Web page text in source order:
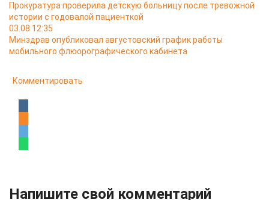
Прокуратура проверила детскую больницу после тревожной
истории с годовалой пациенткой
03.08 12:35
Минздрав опубликовал августовский график работы
мобильного флюорографического кабинета
Комментировать
Напишите свой комментарий